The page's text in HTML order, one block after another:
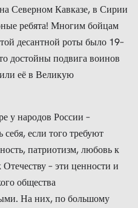
Северном Кавказе, в Сирии
ребята! Многим бойцам
десантной роты было 19–
достойны подвига воинов
её в Великую
у народов России –
если того требуют
патриотизм, любовь к
– эти ценности и
общества
На них, по большому